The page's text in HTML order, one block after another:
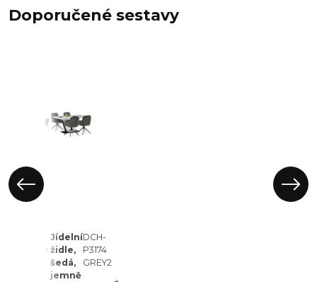
Doporučené sestavy
Jídelní
židle,
šedá,
jemně
DCH-
P3174
GREY2